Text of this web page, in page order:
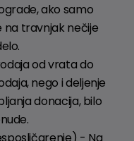
ako samo
travnjak nečije
od vrata do
nego i deljenje
donacija, bilo
- Na